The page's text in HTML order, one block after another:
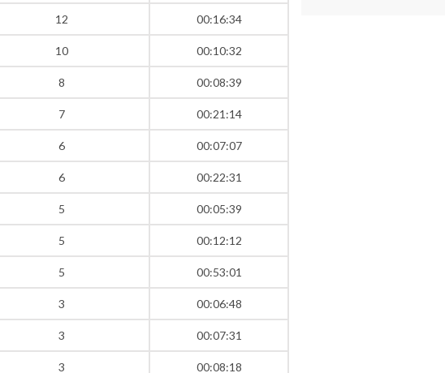
12 00:16:34
10 00:10:32
8 00:08:39
7 00:21:14
6 00:07:07
6 00:22:31
5 00:05:39
5 00:12:12
5 00:53:01
3 00:06:48
3 00:07:31
3 00:08:18